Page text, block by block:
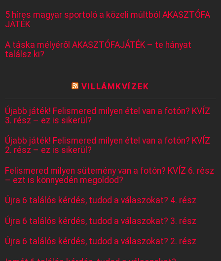
5 híres magyar sportoló a közeli múltból AKASZTÓFA
JÁTÉK
A táska mélyéről AKASZTÓFAJÁTÉK – te hányat
találsz ki?
VILLÁMKVÍZEK
Újabb játék! Felismered milyen étel van a fotón? KVÍZ
3. rész – ez is sikerül?
Újabb játék! Felismered milyen étel van a fotón? KVÍZ
2. rész – ez is sikerül?
Felismered milyen sütemény van a fotón? KVÍZ 6. rész
– ezt is könnyedén megoldod?
Újra 6 találós kérdés, tudod a válaszokat? 4. rész
Újra 6 találós kérdés, tudod a válaszokat? 3. rész
Újra 6 találós kérdés, tudod a válaszokat? 2. rész